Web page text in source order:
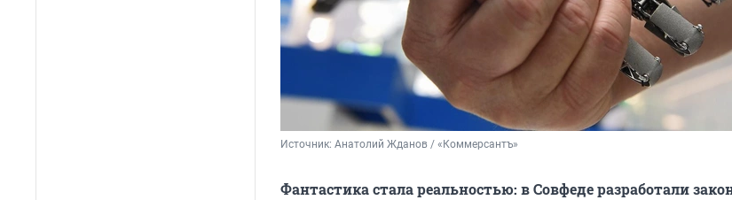
Источник: Анатолий Жданов / «Коммерсантъ»
Фантастика стала реальностью: в Совфеде разработали